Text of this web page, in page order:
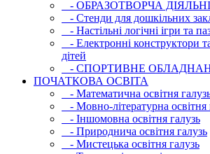
- ОБРАЗОТВОРЧА
- Стенди для дошкільних
- Настільні логічні ігри та
- Електронні конструктори
дітей
- СПОРТИВНЕ
ПОЧАТКОВА ОСВIТА
- Математична освітня
- Мовно-літературна освітня
- Iншомовна освітня галузь
- Природнича освітня галузь
- Мистецька освітня галузь